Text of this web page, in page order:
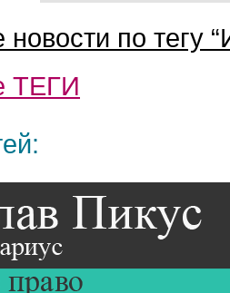
по тегу “
ТЕГИ